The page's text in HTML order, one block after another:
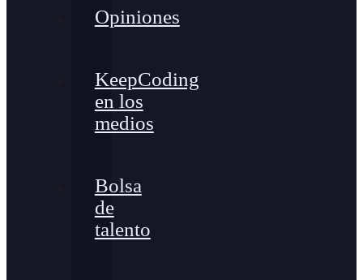
Opiniones
KeepCoding
en los
medios
Bolsa
de
talento